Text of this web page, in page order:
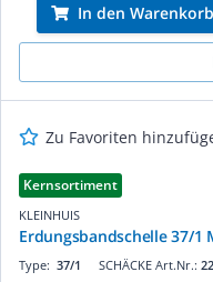
In den Warenkorb
Zu Favoriten
Kernsortiment
KLEINHUIS
Erdungsbandschelle 37/1
SCHÄCKE Art.Nr.:
Type: 37/1